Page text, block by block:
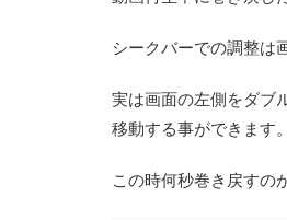
シークバーでの調整は
実は画面の左側をダブ
移動する事ができます。
この時何秒巻き戻すの